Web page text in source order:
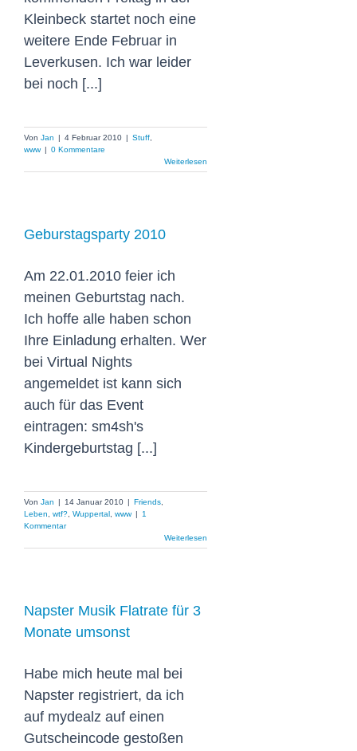
Kleinbeck startet noch eine
weitere Ende Februar in
Leverkusen. Ich war leider
bei noch [...]
Von Jan | 4 Februar 2010 | Stuff
www | 0 Kommentare
Weiterlesen
Geburstagsparty 2010
Am 22.01.2010 feier ich
meinen Geburtstag nach.
Ich hoffe alle haben schon
Ihre Einladung erhalten. Wer
bei Virtual Nights
angemeldet ist kann sich
auch für das Event
eintragen: sm4sh's
Kindergeburtstag [...]
Von Jan | 14 Januar 2010 | Friends
Leben
wtf? Wuppertal www |
1
Kommentar
Weiterlesen
Napster Musik Flatrate für 3
Monate umsonst
Habe mich heute mal bei
Napster registriert, da ich
auf mydealz auf einen
Gutscheincode gestoßen